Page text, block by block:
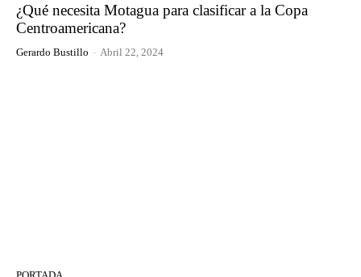
¿Qué necesita Motagua para clasificar a la Copa
Centroamericana?
Gerardo Bustillo - Abril 22, 2024